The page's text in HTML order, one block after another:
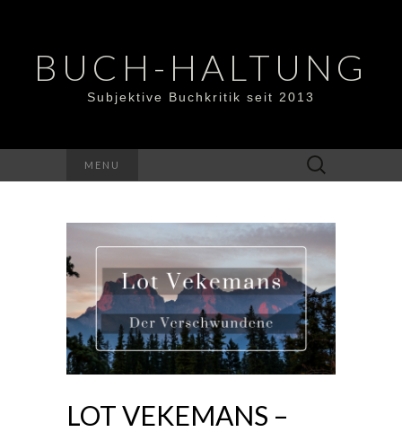
BUCH-HALTUNG
Subjektive Buchkritik seit 2013
MENU
Suchen
nach:
LOT VEKEMANS –